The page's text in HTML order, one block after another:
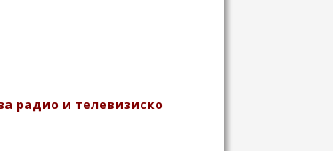
радио и телевизиско